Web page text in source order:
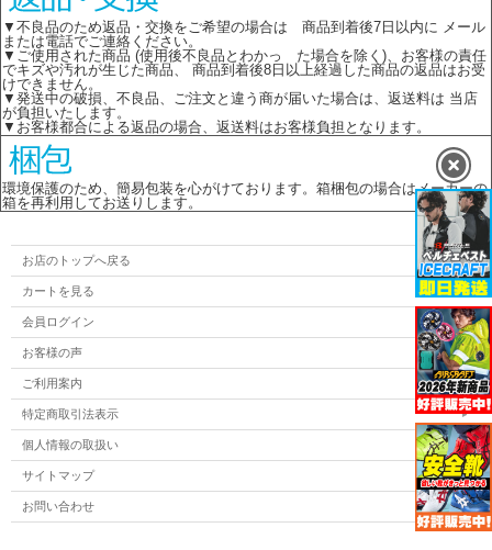
▼不良品のため返品・交換をご希望の場合は 商品到着後7日以内に メール
または電話でご連絡ください。
▼ご使用された商品 (使用後不良品とわかっ た場合を除く)、お客様の責任
でキズや汚れが生じた商品、 商品到着後8日以上経過した商品の返品はお受
けできません。
▼発送中の破損、不良品、ご注文と違う商が届いた場合は、返送料は 当店
が負担いたします。
▼お客様都合による返品の場合、返送料はお客様負担となります。
環境保護のため、簡易包装を心がけております。箱梱包の場合はメーカーの
箱を再利用してお送りします。
お店のトップへ戻る
カートを見る
会員ログイン
お客様の声
ご利用案内
特定商取引法表示
個人情報の取扱い
サイトマップ
お問い合わせ